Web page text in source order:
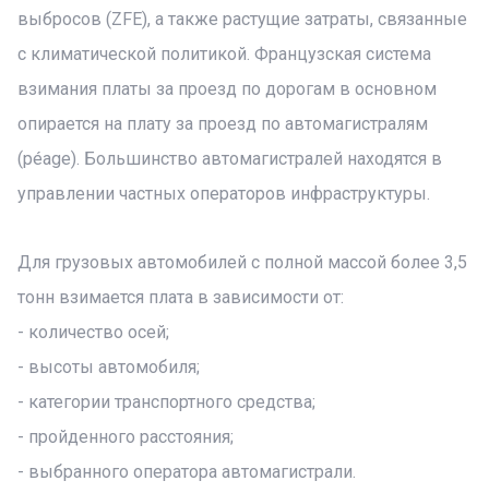
выбросов (ZFE), а также растущие затраты, связанные
с климатической политикой. Французская система
взимания платы за проезд по дорогам в основном
опирается на плату за проезд по автомагистралям
(péage). Большинство автомагистралей находятся в
управлении частных операторов инфраструктуры.
Для грузовых автомобилей с полной массой более 3,5
тонн взимается плата в зависимости от:
- количество осей;
- высоты автомобиля;
- категории транспортного средства;
- пройденного расстояния;
- выбранного оператора автомагистрали.